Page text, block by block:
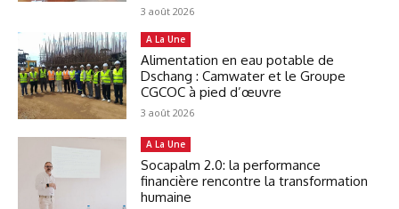
3 août 2026
A La Une
Alimentation en eau potable de
Dschang : Camwater et le Groupe
CGCOC à pied d’œuvre
3 août 2026
A La Une
Socapalm 2.0: la performance
financière rencontre la transformation
humaine